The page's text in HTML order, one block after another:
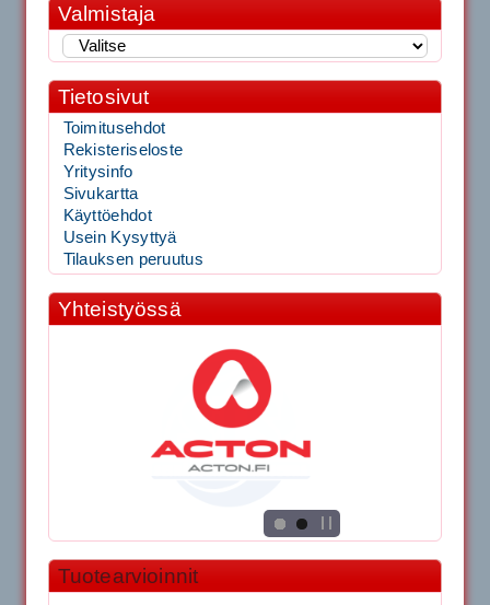
Valmistaja
Tietosivut
Toimitusehdot
Rekisteriseloste
Yritysinfo
Sivukartta
Käyttöehdot
Usein Kysyttyä
Tilauksen peruutus
Yhteistyössä
Tuotearvioinnit